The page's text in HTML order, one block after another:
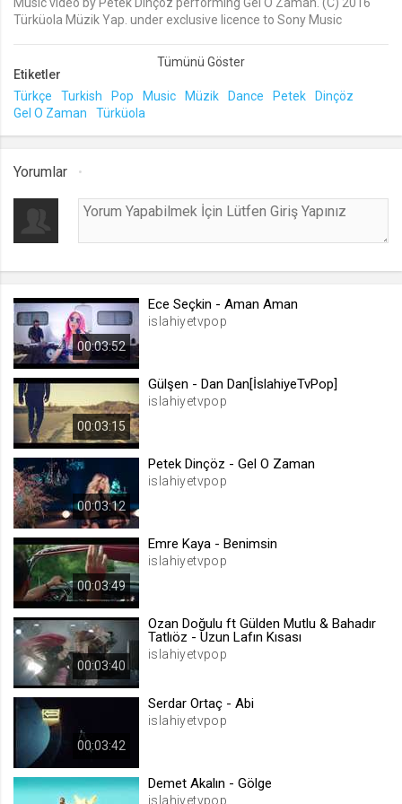
1 ay
Oturum verisini tutmak
1 gün
[hash]
.web.tv
Oturum doğrulama verisi
channelCategories
1 yıl
.web.tv
İsimsiz ziyaretçi için site içeriği
voteDislike*
İsimsiz ziyaretçi için site içeriği
beğenmeme
Türküola Müzik Yap. under exclusive licence to Sony Music
Etiketler
Türkçe
Turkish Pop Music Müzik Dance Petek
Dinçöz
Gel O Zaman
Türküola
Yorumlar
00:03:52
Ece Seçkin - Aman Aman
islahiyetvpop
00:03:15
Gülşen - Dan Dan[İslahiyeTvPop]
islahiyetvpop
00:03:12
Petek Dinçöz - Gel O Zaman
islahiyetvpop
00:03:49
Emre Kaya - Benimsin
islahiyetvpop
00:03:40
Ozan Doğulu ft Gülden Mutlu & Bahadır
Tatlıöz - Uzun Lafın Kısası
islahiyetvpop
00:03:42
Serdar Ortaç - Abi
islahiyetvpop
Demet Akalın - Gölge
islahiyetvpop